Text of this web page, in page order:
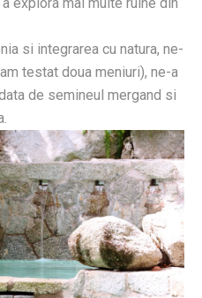
si integrarea cu natura, ne-
testat doua meniuri), ne-a
de semineul mergand si